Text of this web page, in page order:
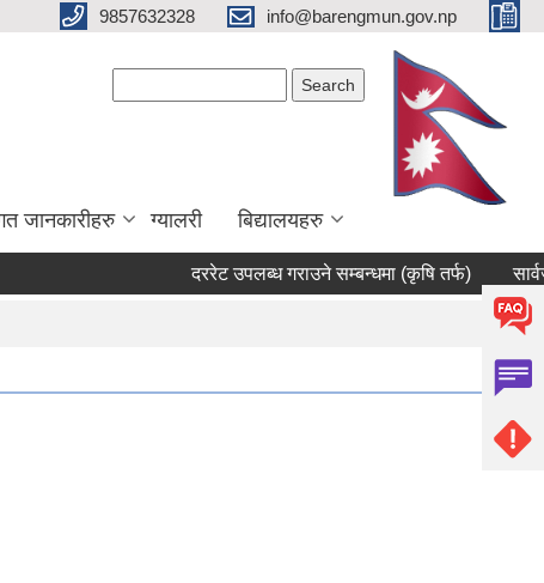
9857632328 info@barengmun.gov.np
जानकारीहरु ग्यालरी बिद्यालयहरु
दररेट उपलब्ध गराउने सम्बन्धमा (कृषि तर्फ) सार्वजनिक